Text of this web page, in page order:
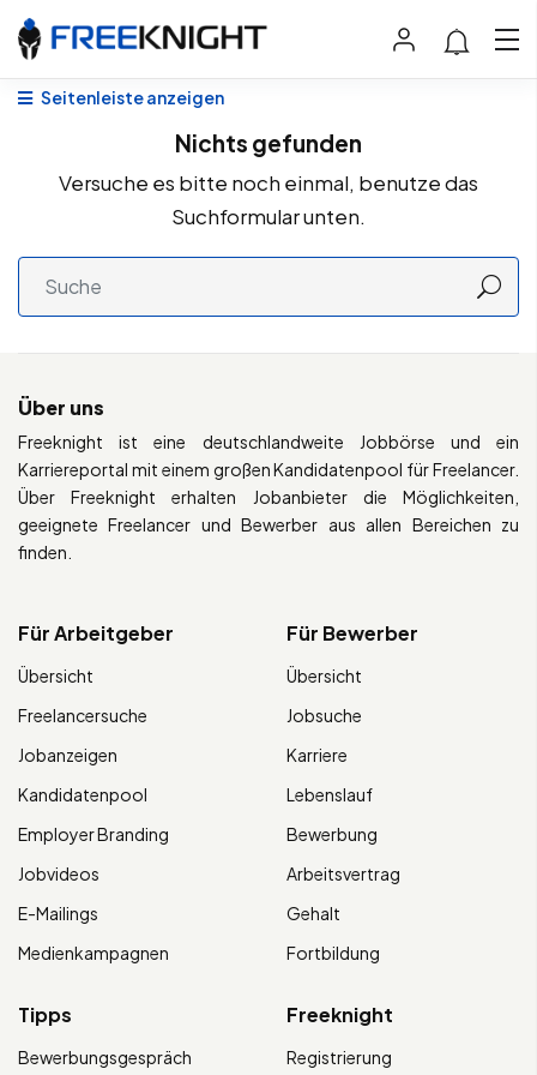
Seitenleiste anzeigen
Nichts gefunden
Versuche es bitte noch einmal, benutze das
Suchformular unten.
Über uns
Freeknight ist eine deutschlandweite Jobbörse und ein
Karriereportal mit einem großen Kandidatenpool für Freelancer.
Über Freeknight erhalten Jobanbieter die Möglichkeiten,
geeignete Freelancer und Bewerber aus allen Bereichen zu
finden.
Für Arbeitgeber
Übersicht
Freelancersuche
Jobanzeigen
Kandidatenpool
Employer Branding
Jobvideos
E-Mailings
Medienkampagnen
Für Bewerber
Übersicht
Jobsuche
Karriere
Lebenslauf
Bewerbung
Arbeitsvertrag
Gehalt
Fortbildung
Tipps
Bewerbungsgespräch
Freeknight
Registrierung